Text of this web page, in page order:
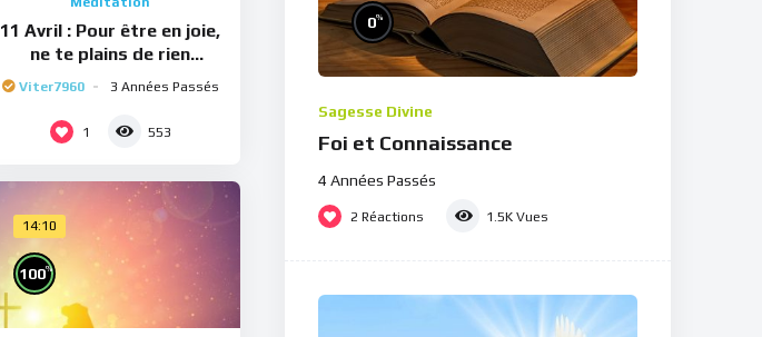
11 Avril : Pour être en joie,
ne te plains de rien
(Méditation)
Viter7960 3 Années Passés
1 553
14:10
100%
0%
Sagesse Divine
Foi et Connaissance
4 Années Passés
2 Réactions 1.5K Vues